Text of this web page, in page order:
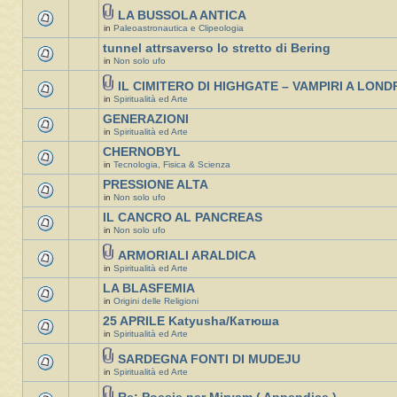
LA BUSSOLA ANTICA
in Paleoastronautica e Clipeologia
tunnel attrsaverso lo stretto di Bering
in Non solo ufo
IL CIMITERO DI HIGHGATE – VAMPIRI A
in Spiritualità ed Arte
GENERAZIONI
in Spiritualità ed Arte
CHERNOBYL
in Tecnologia, Fisica & Scienza
PRESSIONE ALTA
in Non solo ufo
IL CANCRO AL PANCREAS
in Non solo ufo
ARMORIALI ARALDICA
in Spiritualità ed Arte
LA BLASFEMIA
in Origini delle Religioni
25 APRILE Katyusha/Катюша
in Spiritualità ed Arte
SARDEGNA FONTI DI MUDEJU
in Spiritualità ed Arte